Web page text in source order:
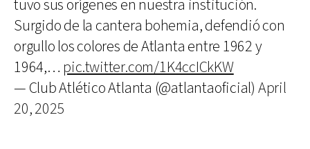
tuvo sus orígenes en nuestra institución.
Surgido de la cantera bohemia, defendió con
orgullo los colores de Atlanta entre 1962 y
1964,… pic.twitter.com/1K4ccICkKW
— Club Atlético Atlanta (@atlantaoficial) April
20, 2025